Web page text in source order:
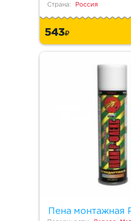
Страна:
Россия
543
Пена монтажная